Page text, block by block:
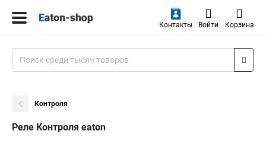
Контакты Войти Корзина
Контроля
Реле Контроля eaton